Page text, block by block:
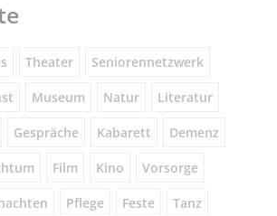
Theater Seniorennetzwerk
Museum Natur Literatur
Gespräche Kabarett Demenz
Film Kino Vorsorge
Pflege Feste Tanz